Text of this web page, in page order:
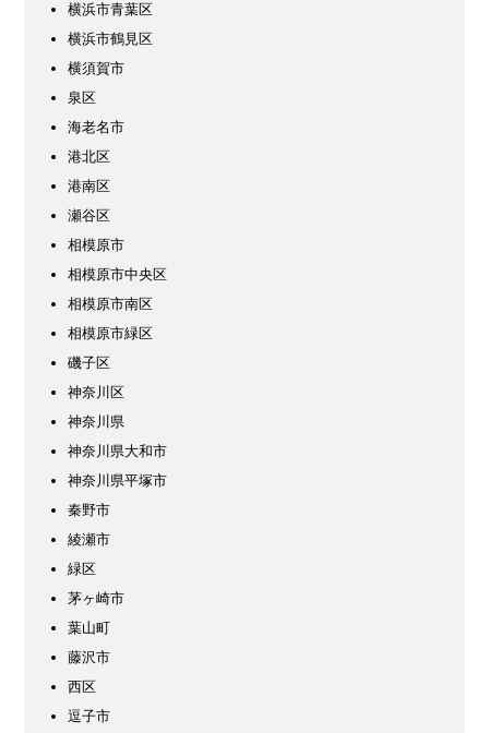
横浜市青葉区
横浜市鶴見区
横須賀市
泉区
海老名市
港北区
港南区
瀬谷区
相模原市
相模原市中央区
相模原市南区
相模原市緑区
磯子区
神奈川区
神奈川県
神奈川県大和市
神奈川県平塚市
秦野市
綾瀬市
緑区
茅ヶ崎市
葉山町
藤沢市
西区
逗子市